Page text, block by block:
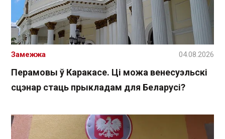
Перамовы ў Каракасе. Ці можа венесуэльскі
сцэнар стаць прыкладам для Беларусі?
Замежжа 04.08.2026